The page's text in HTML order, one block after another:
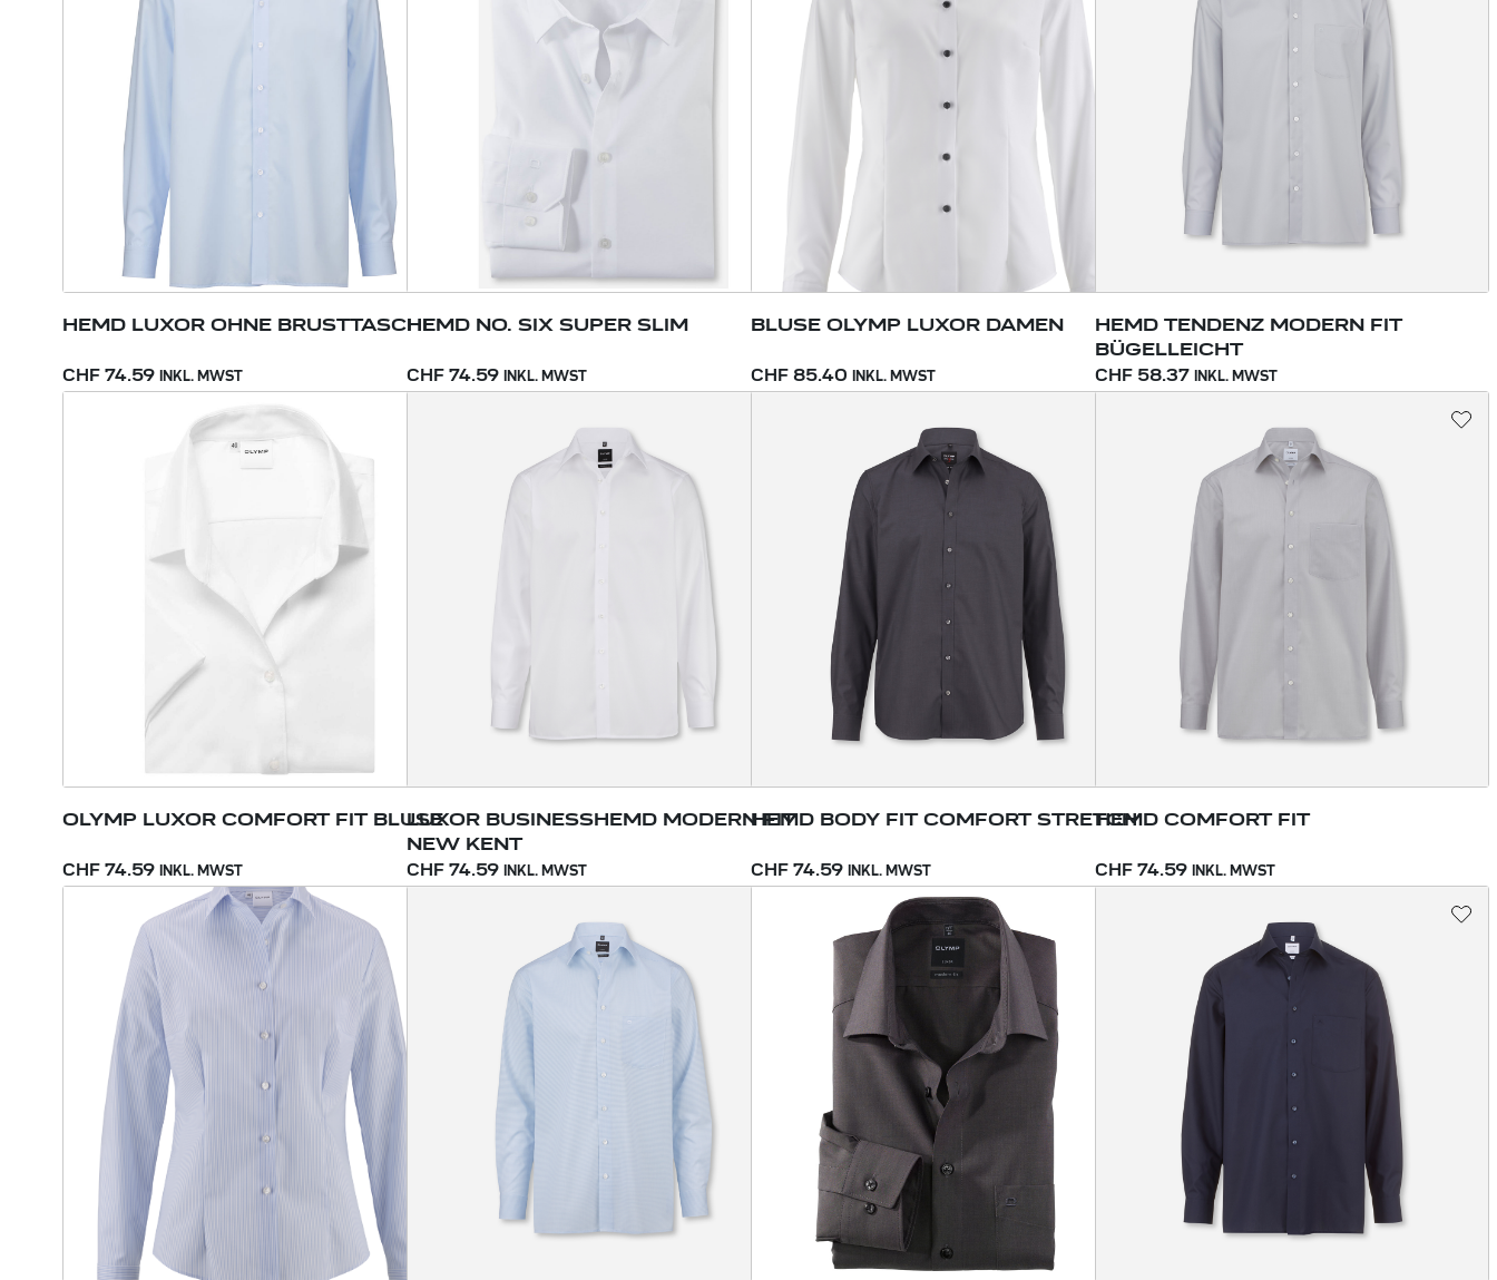
HEMD LUXOR OHNE BRUSTTASCHE
CHF 74.59 INKL. MWST
HEMD NO. SIX SUPER SLIM
CHF 74.59 INKL. MWST
BLUSE OLYMP LUXOR DAMEN
CHF 85.40 INKL. MWST
HEMD TENDENZ MODERN FIT
BÜGELLEICHT
CHF 58.37 INKL. MWST
OLYMP LUXOR COMFORT FIT BLUSE
CHF 74.59 INKL. MWST
LUXOR BUSINESSHEMD MODERN FIT
NEW KENT
CHF 74.59 INKL. MWST
HEMD BODY FIT COMFORT STRETCH
CHF 74.59 INKL. MWST
HEMD COMFORT FIT
CHF 74.59 INKL. MWST